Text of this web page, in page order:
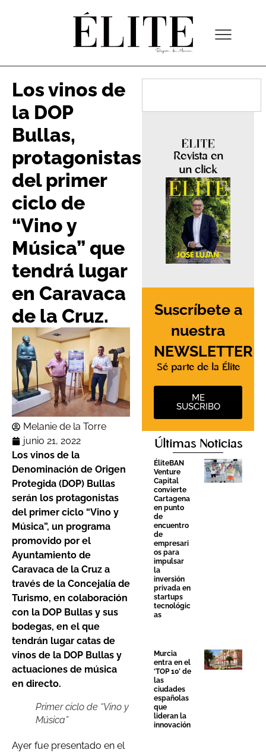
Los vinos de
la DOP
Bullas,
protagonistas
del primer
ciclo de
“Vino y
Música” que
tendrá lugar
en Caravaca
de la Cruz.
Melanie de la Torre
junio 21, 2022
Los vinos de la
Denominación de Origen
Protegida (DOP) Bullas
serán los protagonistas
del primer ciclo “Vino y
Música”, un programa
promovido por el
Ayuntamiento de
Caravaca de la Cruz a
través de la Concejalía de
Turismo, en colaboración
con la DOP Bullas y sus
bodegas, en el que
tendrán lugar catas de
vinos de la DOP Bullas y
actuaciones de música
en directo.
Primer ciclo de “Vino y
Música”
Ayer fue presentado en el
Revista en
un click
Suscríbete a
nuestra
NEWSLETTER
Sé parte de la Élite
ME
SUSCRIBO
Últimas Noticias
ÉliteBAN
Venture
Capital
convierte
Cartagena
en punto
de
encuentro
de
empresari
os para
impulsar
la
inversión
privada en
startups
tecnológic
as
Murcia
entra en el
‘TOP 10’ de
las
ciudades
españolas
que
lideran la
innovación